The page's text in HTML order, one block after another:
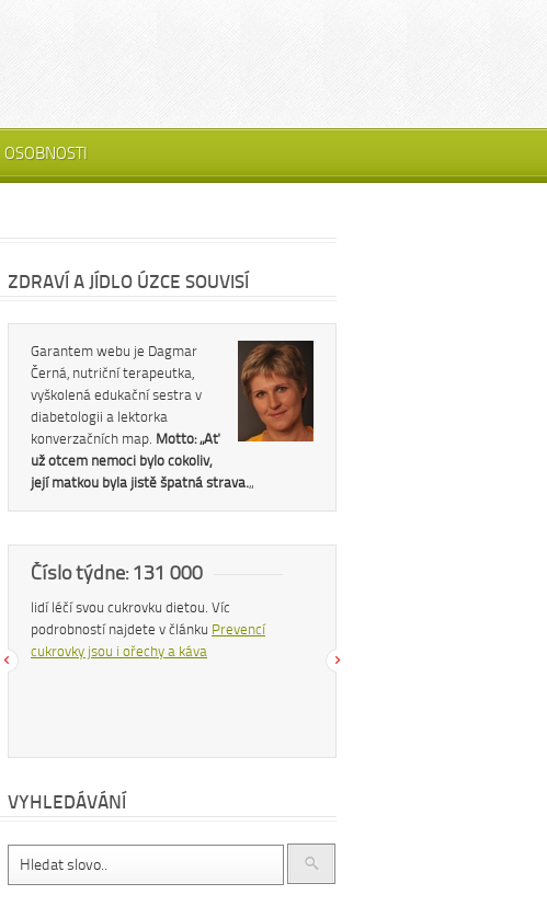
OSOBNOSTI
ZDRAVÍ A JÍDLO ÚZCE SOUVISÍ
Garantem webu je Dagmar
Černá, nutriční terapeutka,
vyškolená edukační sestra v
diabetologii a lektorka
konverzačních map. Motto: „Ať
už otcem nemoci bylo cokoliv,
její matkou byla jistě špatná strava.„
Číslo týdne: 131 000
lidí léčí svou cukrovku dietou. Víc
podrobností najdete v článku Prevencí
cukrovky jsou i ořechy a káva
čemuž se po pikantním jídle můžeme
cítit šťastnější a spokojenější. Více se
VYHLEDÁVÁNÍ